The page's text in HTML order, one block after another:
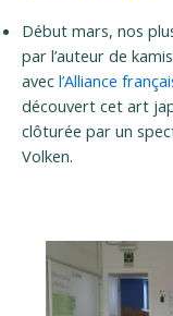
Début mars, nos
par l’auteur de
avec l’Alliance
découvert cet art
clôturée par un
Volken.